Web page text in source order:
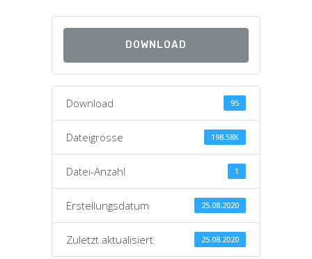
DOWNLOAD
Download 95
Dateigrösse 198.58K
Datei-Anzahl 1
Erstellungsdatum 25.08.2020
Zuletzt aktualisiert 25.08.2020